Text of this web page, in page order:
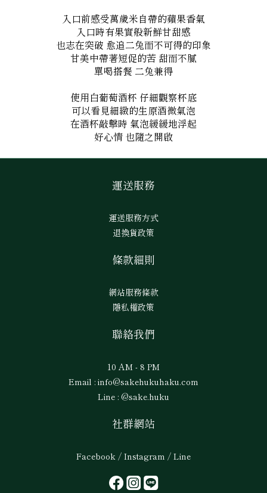
入口前感受萬歲米自帶的蘋果香氣
入口時有果實般新鮮甘甜感
也志在突破 愈追二兔而不可得的印象
甘美中帶著短促的苦 甜而不膩
單喝搭餐 二兔兼得
使用白葡萄酒杯 仔細觀察杯底
可以看見細緻的生原酒微氣泡
在酒杯敲擊時 氣泡緩緩地浮起
好心情 也隨之開啟
運送服務
運送服務方式
退換貨政策
條款細則
網站服務條款
隱私權政策
聯絡我們
10 AM - 8 PM
Email : info@sakehukuhaku.com
Line : @sake.huku
社群網站
Facebook / Instagram / Line